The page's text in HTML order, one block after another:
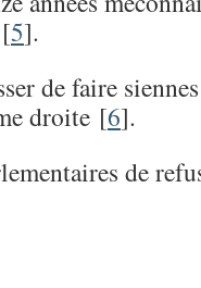
5].
de faire
droite [6].
de